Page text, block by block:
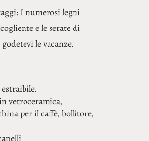
I numerosi legni
e le serate di
le vacanze.
vetroceramica,
per il caffè, bollitore,